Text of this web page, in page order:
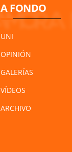
A FONDO
UNI
OPINIÓN
GALERÍAS
VÍDEOS
ARCHIVO